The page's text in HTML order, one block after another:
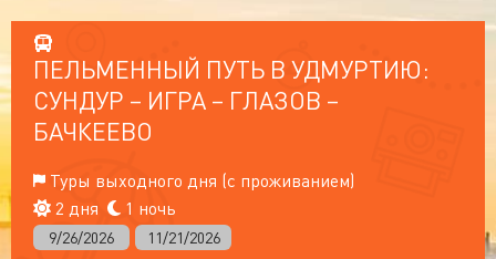
ПЕЛЬМЕННЫЙ ПУТЬ В УДМУРТИЮ:
СУНДУР – ИГРА – ГЛАЗОВ –
БАЧКЕЕВО
Туры выходного дня (с проживанием)
2 дня
1 ночь
9/26/2026 11/21/2026